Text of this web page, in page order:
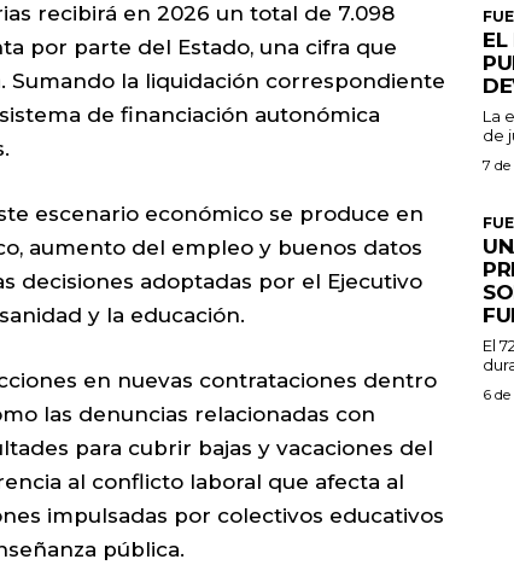
recibirá en 2026 un total de 7.098
por parte del Estado, una cifra que
Sumando la liquidación correspondiente
de financiación autonómica
escenario económico se produce en
aumento del empleo y buenos datos
decisiones adoptadas por el Ejecutivo
y la educación.
en nuevas contrataciones dentro
las denuncias relacionadas con
para cubrir bajas y vacaciones del
al conflicto laboral que afecta al
impulsadas por colectivos educativos
pública.
EL
La
de
7
El
6